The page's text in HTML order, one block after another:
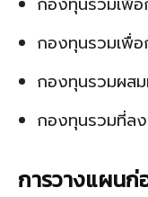
กองทุนรวมเพื่อ
กองทุนรวมผส
กองทุนรวมที่ลง
การวางแผน